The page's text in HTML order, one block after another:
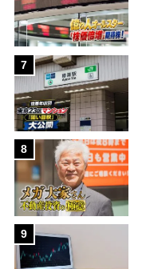
7
8
9